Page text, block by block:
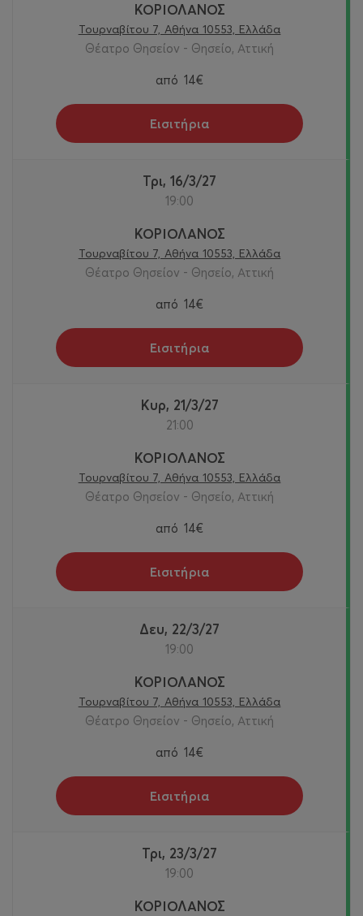
ΚΟΡΙΟΛΑΝΟΣ
Τουρναβίτου 7, Αθήνα 10553, Ελλάδα
Θέατρο Θησείον - Θησείο, Αττική
από 14€
Εισιτήρια
Τρι, 16/3/27
19:00
ΚΟΡΙΟΛΑΝΟΣ
Τουρναβίτου 7, Αθήνα 10553, Ελλάδα
Θέατρο Θησείον - Θησείο, Αττική
από 14€
Εισιτήρια
Κυρ, 21/3/27
21:00
ΚΟΡΙΟΛΑΝΟΣ
Τουρναβίτου 7, Αθήνα 10553, Ελλάδα
Θέατρο Θησείον - Θησείο, Αττική
από 14€
Εισιτήρια
Δευ, 22/3/27
19:00
ΚΟΡΙΟΛΑΝΟΣ
Τουρναβίτου 7, Αθήνα 10553, Ελλάδα
Θέατρο Θησείον - Θησείο, Αττική
από 14€
Εισιτήρια
Τρι, 23/3/27
19:00
ΚΟΡΙΟΛΑΝΟΣ